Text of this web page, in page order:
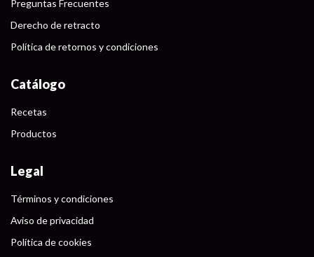
Preguntas Frecuentes
Derecho de retracto
Política de retornos y condiciones
Catálogo
Recetas
Productos
Legal
Términos y condiciones
Aviso de privacidad
Política de cookies